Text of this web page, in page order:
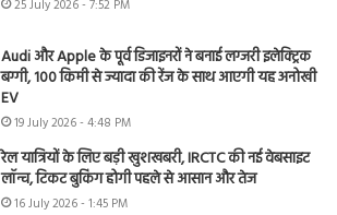
25 July 2026 - 7:52 PM
Audi और Apple के पूर्व डिजाइनरों ने बनाई लग्जरी इलेक्ट्रिक
बग्गी, 100 किमी से ज्यादा की रेंज के साथ आएगी यह अनोखी
EV
19 July 2026 - 4:48 PM
रेल यात्रियों के लिए बड़ी खुशखबरी, IRCTC की नई वेबसाइट
लॉन्च, टिकट बुकिंग होगी पहले से आसान और तेज
16 July 2026 - 1:45 PM